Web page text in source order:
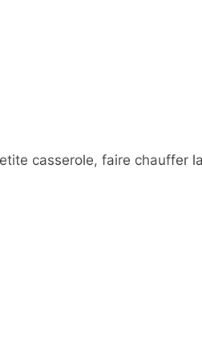
casserole, faire chauffer